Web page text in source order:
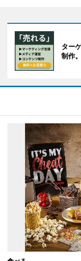
ター
制作